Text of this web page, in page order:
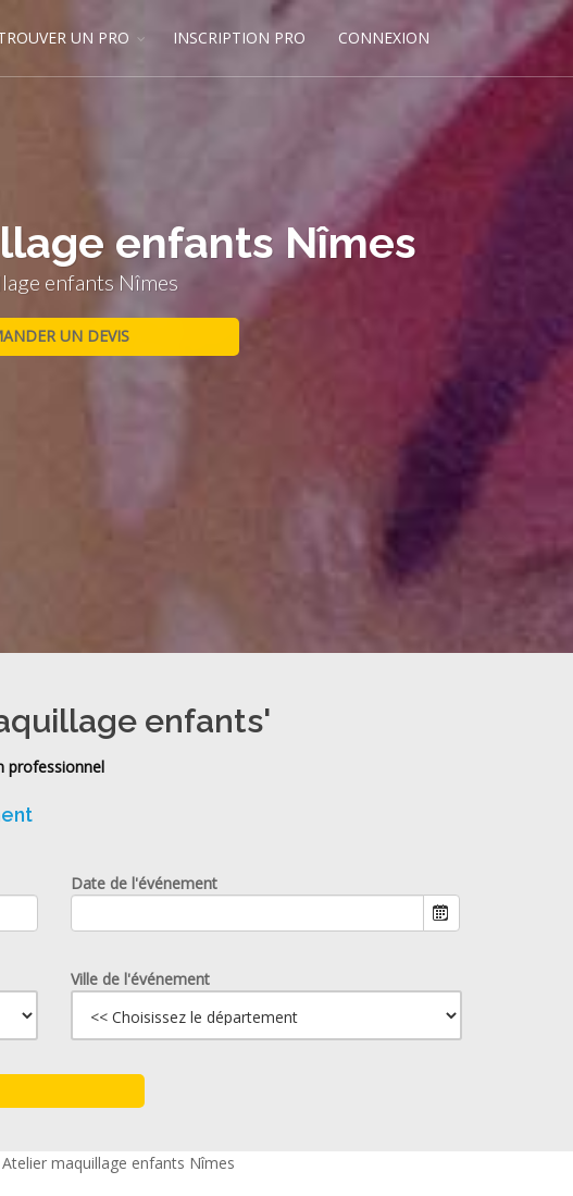
UN PRO INSCRIPTION PRO CONNEXION
enfants Nîmes
enfants Nîmes
enfants'
professionnel
Date de l'événement
Ville de l'événement
Atelier maquillage enfants Nîmes